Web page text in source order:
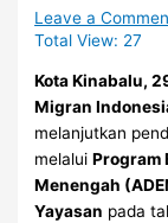
Leave a
Total View: 27
Kota Kinabalu,
Migran
melanjutkan
melaluiProgram
Menengah
Yayasan pada